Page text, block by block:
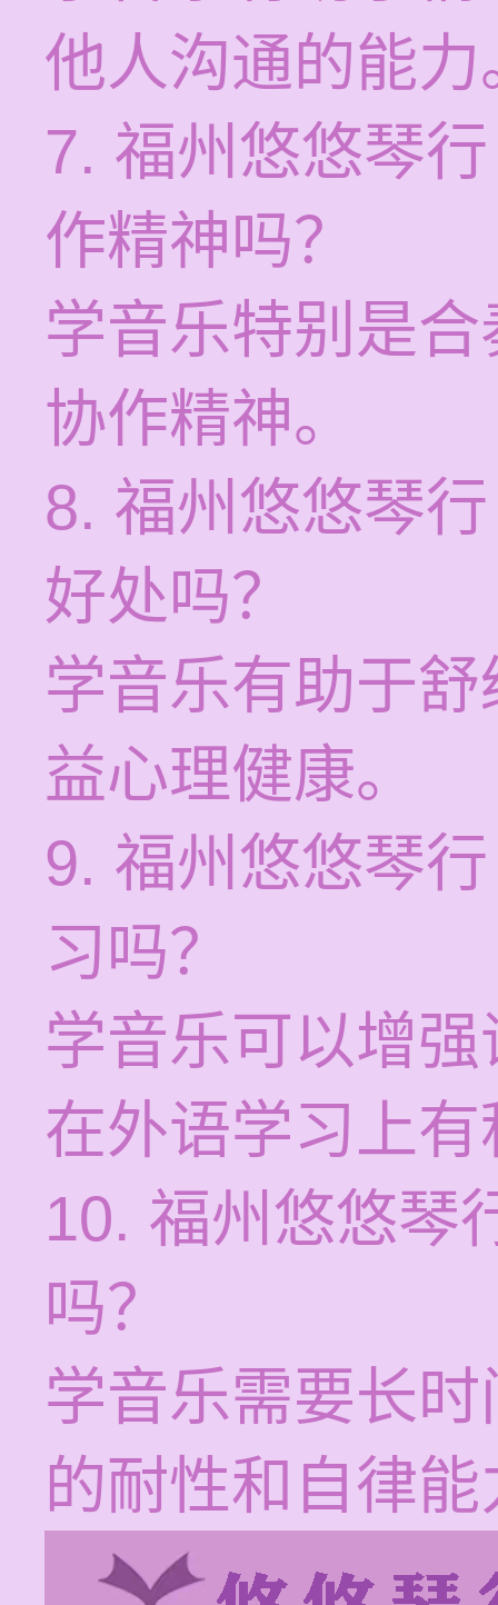
他人沟通的能力
7. 福州悠悠琴
作精神吗？
学音乐特别是
协作精神。
8. 福州悠悠琴
好处吗？
学音乐有助于
益心理健康。
9. 福州悠悠琴
习吗？
学音乐可以增
在外语学习上
10. 福州悠悠琴
吗？
学音乐需要长
的耐性和自律能